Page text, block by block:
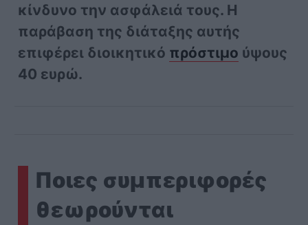
κίνδυνο την ασφάλειά τους. Η
παράβαση της διάταξης αυτής
επιφέρει διοικητικό πρόστιμο ύψους
40 ευρώ.
Ποιες συμπεριφορές
θεωρούνται